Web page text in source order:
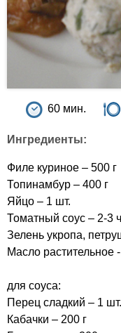
60 мин.
Ингредиенты:
Филе куриное – 500 г
Топинамбур – 400 г
Яйцо – 1 шт.
Томатный соус – 2-3
Зелень укропа,
Масло растительное
для соуса:
Перец сладкий – 1 шт.
Кабачки – 200 г